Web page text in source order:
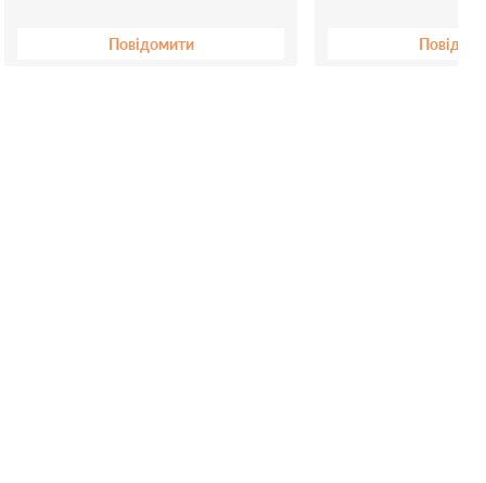
Повідомити